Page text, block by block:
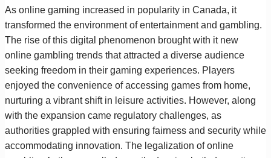
As online gaming increased in popularity in Canada, it
transformed the environment of entertainment and gambling.
The rise of this digital phenomenon brought with it new
online gambling trends that attracted a diverse audience
seeking freedom in their gaming experiences. Players
enjoyed the convenience of accessing games from home,
nurturing a vibrant shift in leisure activities. However, along
with the expansion came regulatory challenges, as
authorities grappled with ensuring fairness and security while
accommodating innovation. The legalization of online